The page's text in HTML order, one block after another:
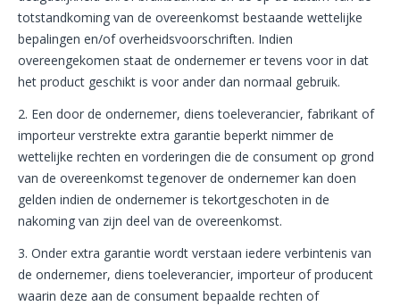
totstandkoming van de overeenkomst bestaande wettelijke
bepalingen en/of overheidsvoorschriften. Indien
overeengekomen staat de ondernemer er tevens voor in dat
het product geschikt is voor ander dan normaal gebruik.
2. Een door de ondernemer, diens toeleverancier, fabrikant of
importeur verstrekte extra garantie beperkt nimmer de
wettelijke rechten en vorderingen die de consument op grond
van de overeenkomst tegenover de ondernemer kan doen
gelden indien de ondernemer is tekortgeschoten in de
nakoming van zijn deel van de overeenkomst.
3. Onder extra garantie wordt verstaan iedere verbintenis van
de ondernemer, diens toeleverancier, importeur of producent
waarin deze aan de consument bepaalde rechten of